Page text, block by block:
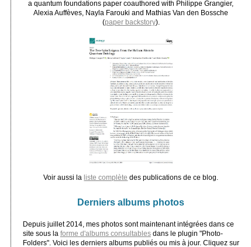
a quantum foundations paper coauthored with Philippe Grangier,
Alexia Auffèves, Nayla Farouki and Mathias Van den Bossche
(paper backstory).
Voir aussi la liste complète des publications de ce blog.
Derniers albums photos
Depuis juillet 2014, mes photos sont maintenant intégrées dans ce
site sous la forme d'albums consultablesdans le plugin "Photo-
Folders". Voici les derniers albums publiés ou mis à jour. Cliquez sur